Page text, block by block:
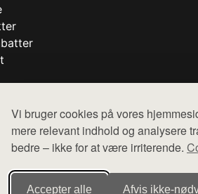
Vi bruger cookies på vores
mere relevant indhold og analysere
bedre – ikke for at være irriterende.
Accepter alle Afvis
diverse webshops. Der sælges ikke